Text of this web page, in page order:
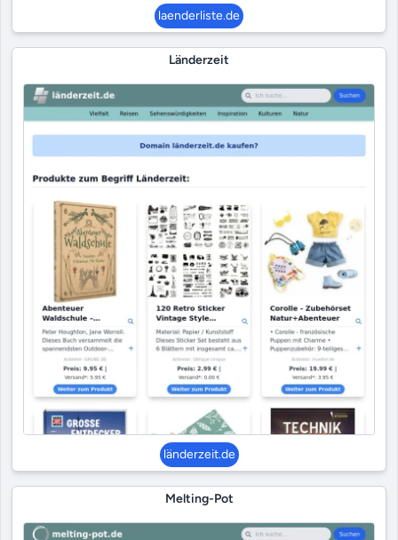
laenderliste.de
Länderzeit
länderzeit.de
Melting-Pot